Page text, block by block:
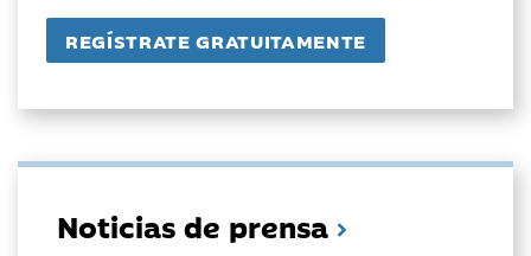
Noticias de prensa